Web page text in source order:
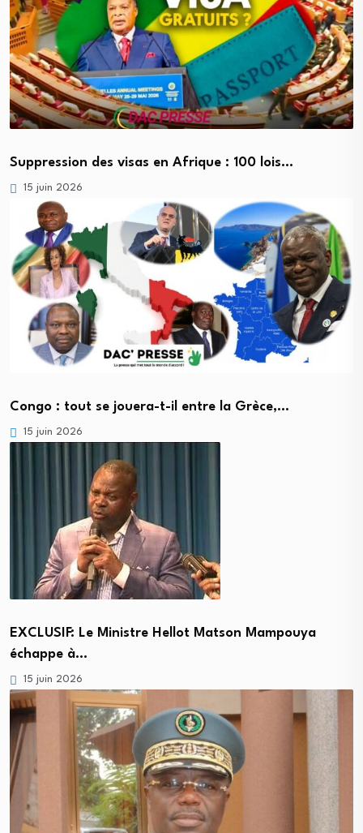
Suppression des visas en Afrique : 100 lois…
15 juin 2026
Congo : tout se jouera-t-il entre la Grèce,…
15 juin 2026
EXCLUSIF: Le Ministre Hellot Matson Mampouya
échappe à…
15 juin 2026